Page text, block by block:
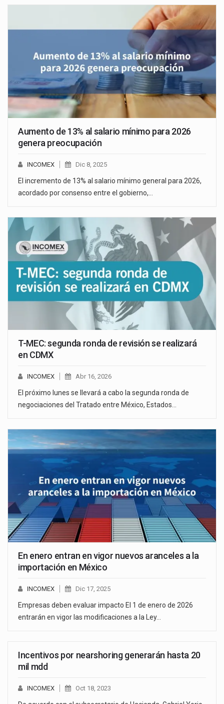
Aumento de 13% al salario mínimo para 2026
genera preocupación
INCOMEX Dic 8, 2025
El incremento de 13% al salario mínimo general para 2026,
acordado por consenso entre el gobierno,…
T-MEC: segunda ronda de revisión se realizará
en CDMX
INCOMEX Abr 16, 2026
El próximo lunes se llevará a cabo la segunda ronda de
negociaciones del Tratado entre México, Estados…
En enero entran en vigor nuevos aranceles a la
importación en México
INCOMEX Dic 17, 2025
Empresas deben evaluar impacto El 1 de enero de 2026
entrarán en vigor las modificaciones a la Ley…
Incentivos por nearshoring generarán hasta 20
mil mdd
INCOMEX Oct 18, 2023